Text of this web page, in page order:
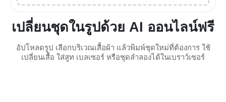
เปลี่ยนชุดในรูปด้วย AI ออนไลน์ฟรี
อัปโหลดรูป เลือกบริเวณเสื้อผ้า แล้วพิมพ์ชุดใหม่ที่ต้องการ ใช้
เปลี่ยนเสื้อ ใส่สูท เบลเซอร์ หรือชุดลำลองได้ในเบราว์เซอร์